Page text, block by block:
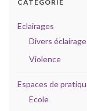
CATÉGORIE
Eclairages
Divers
Violence
Espaces de
Ecole